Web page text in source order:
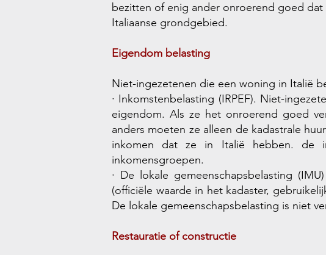
bezitten of enig ander onroerend goed
Italiaanse grondgebied.
Eigendom belasting
Niet-ingezetenen die een woning in Italië
· Inkomstenbelasting (IRPEF). Niet-
eigendom. Als ze het onroerend goed
anders moeten ze alleen de kadastrale
inkomen dat ze in Italië hebben. de
inkomensgroepen.
· De lokale gemeenschapsbelasting
(officiële waarde in het kadaster,
De lokale gemeenschapsbelasting is niet
Restauratie of constructie